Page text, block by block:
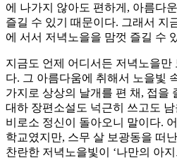
에 나가지 않아도 편하게, 아름다
즐길 수 있기 때문이다. 그래서 지
에 서서 저녁노을을 맘껏 즐길 수
지금도 언제 어디서든 저녁노을만
다. 그 아름다움에 취해서 노을빛
가지로 상상의 날개를 편 채, 접을
대하 장편소설도 넉근히 쓰고도
비로소 정신이 돌아오니 말이다.
학교였지만, 스무 살 보광동을 떠
찬란한 저녁노을빛이 ‘나만의 아